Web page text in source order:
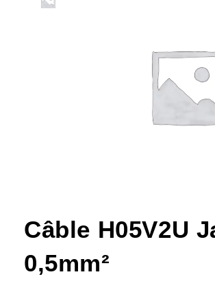
Câble H05V2U
0,5mm²